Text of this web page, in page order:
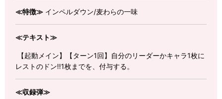
≪特徴≫ インペルダウン/麦わらの一味
≪テキスト≫
【起動メイン】【ターン1回】自分のリーダーかキャラ1枚に
レストのドン!!1枚までを、付与する。
≪収録弾≫